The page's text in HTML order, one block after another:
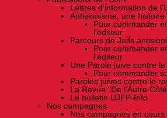
Lettres d'information de
Antisionisme, une histoire
Pour commander
l'éditeur
Parcours de Juifs
Pour commander
l'éditeur
Une Parole juive contre
Pour commander
Paroles juives contre le
La Revue "De l'Autre
Le bulletin UJFP-Info
Nos campagnes
Nos campagnes en cours